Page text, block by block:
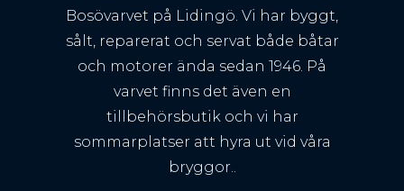
Bosövarvet på Lidingö. Vi har byggt,
sålt, reparerat och servat både båtar
och motorer ända sedan 1946. På
varvet finns det även en
tillbehörsbutik och vi har
sommarplatser att hyra ut vid våra
bryggor..